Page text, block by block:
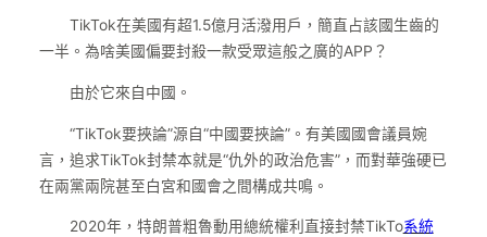
TikTok在美國有超1.5億月活潑用戶，簡直占該國生齒的
一半。為啥美國偏要封殺一款受眾這般之廣的APP？
由於它來自中國。
“TikTok要挾論”源自“中國要挾論”。有美國國會議員婉
言，追求TikTok封禁本就是“仇外的政治危害”，而對華強硬已
在兩黨兩院甚至白宮和國會之間構成共鳴。
2020年，特朗普粗魯動用總統權利直接封禁TikTo系統